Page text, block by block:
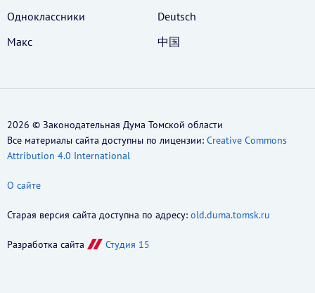
Одноклассники
Макс
Deutsch
中国
2026 © Законодательная Дума Томской области
Все материалы сайта доступны по лицензии: Creative Commons
Attribution 4.0 International
О сайте
Старая версия сайта доступна по адресу: old.duma.tomsk.ru
Разработка сайта Студия 15